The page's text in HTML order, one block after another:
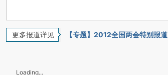
更多报道详见 【专题】2012全国两会特别报道
Loading...